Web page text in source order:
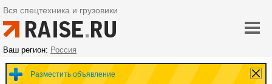
Вся спецтехника и грузовики
Ваш регион: Россия
Разместить объявление